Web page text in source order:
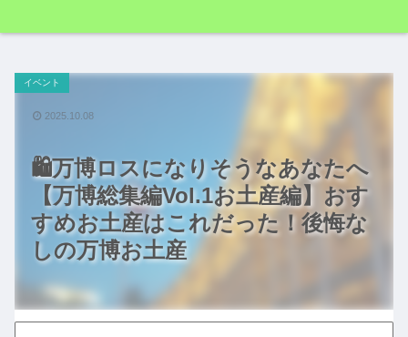
🛍️万博ロスになりそうなあなたへ
【万博総集編Vol.1お土産編】おす
すめお土産はこれだった！後悔な
しの万博お土産
イベント
2025.10.08